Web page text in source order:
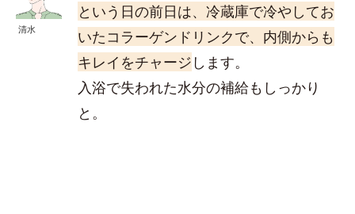
清水
という日の前日は、冷蔵庫で冷やしてお
いたコラーゲンドリンクで、内側からも
キレイをチャージ します。
入浴で失われた水分の補給もしっかり
と。